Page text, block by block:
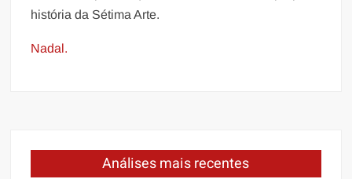
história da Sétima Arte.
Nadal.
Análises mais recentes